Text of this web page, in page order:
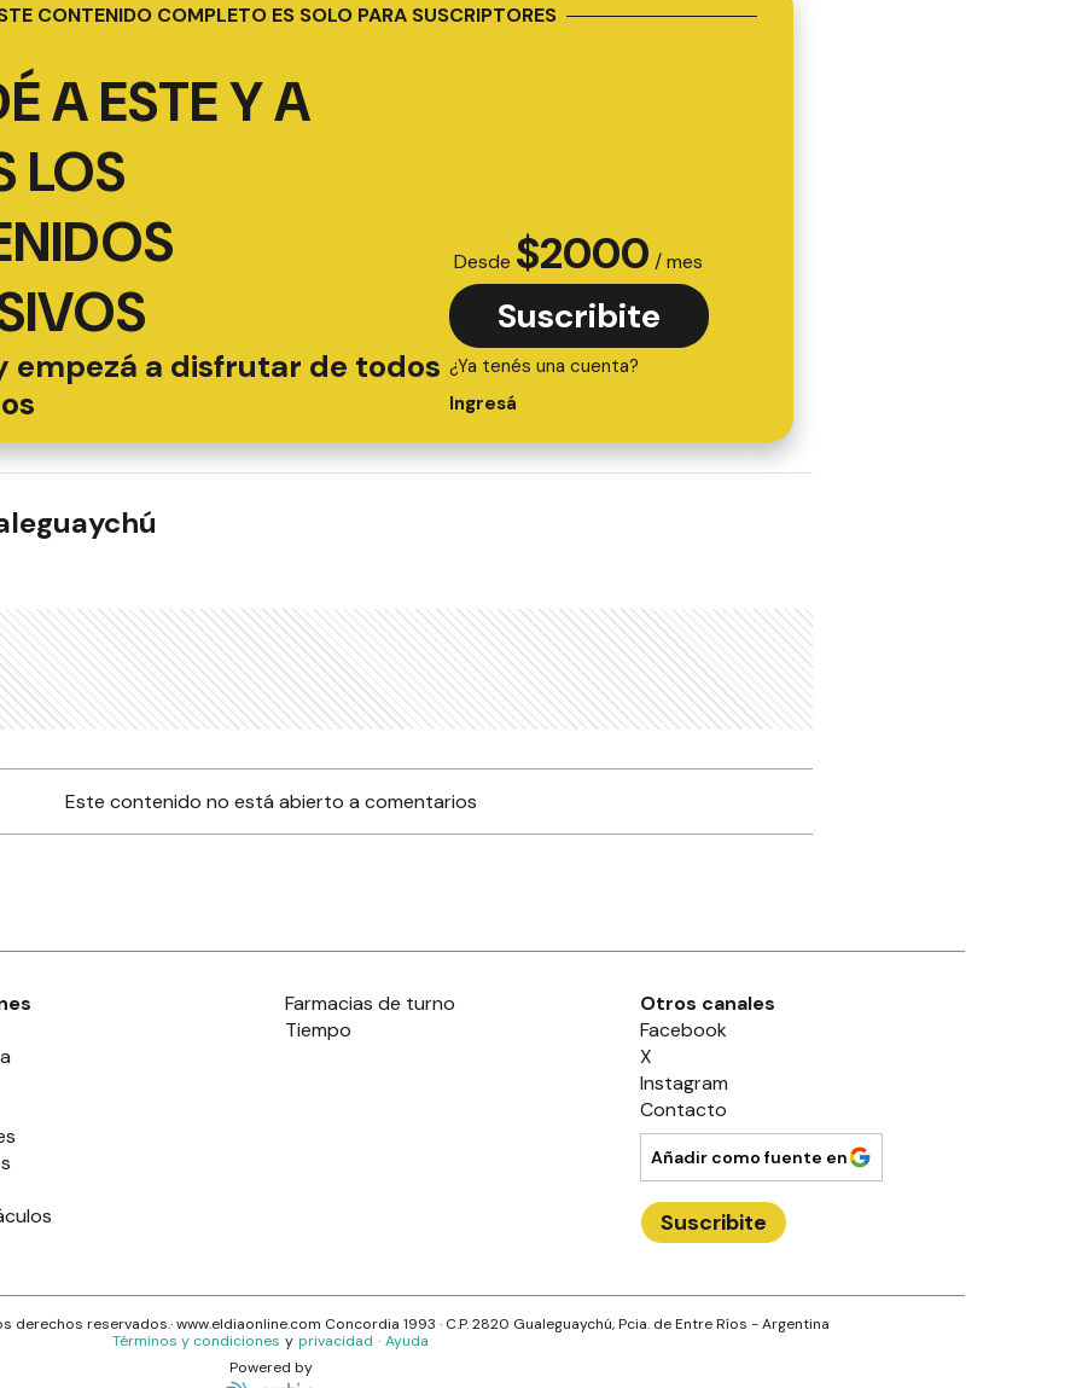
CONTENIDO COMPLETO ES SOLO PARA SUSCRIPTORES
A ESTE Y A
LOS
empezá a disfrutar de todos
Desde $2000 / mes
Suscribite
¿Ya tenés una cuenta?
Ingresá
Este contenido no está abierto a comentarios
Farmacias de turno
Tiempo
Otros canales
Facebook
X
Instagram
Contacto
Añadir como fuente en
Suscribite
derechos reservados.· www.eldiaonline.com Concordia 1993 · C.P.2820 Gualeguaychú, Pcia. de Entre Ríos - Argentina
Términos y condiciones y privacidad · Ayuda
Powered by